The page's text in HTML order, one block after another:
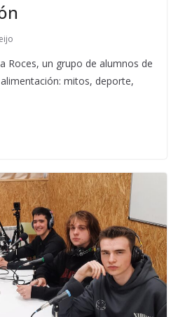
Roces, un grupo de alumnos de
mitos, deporte,